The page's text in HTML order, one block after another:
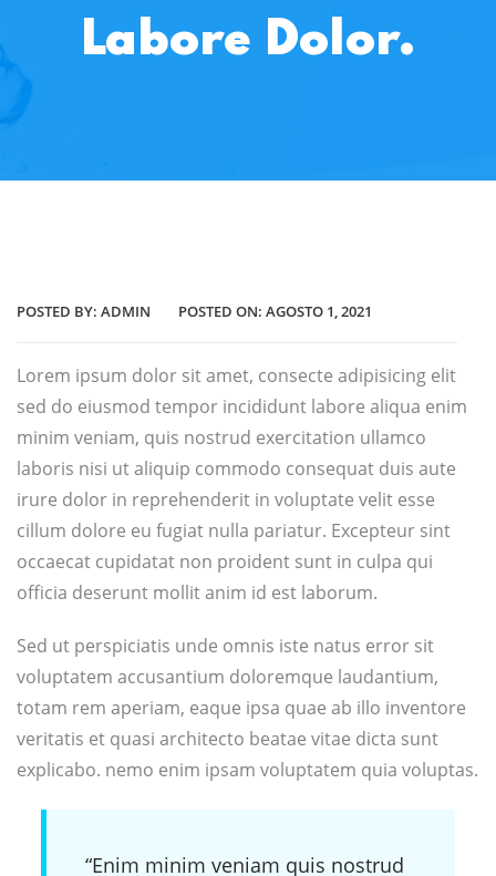
Labore Dolor.
POSTED BY: ADMIN POSTED ON: AGOSTO 1, 2021
Lorem ipsum dolor sit amet, consecte adipisicing elit
sed do eiusmod tempor incididunt labore aliqua enim
minim veniam, quis nostrud exercitation ullamco
laboris nisi ut aliquip commodo consequat duis aute
irure dolor in reprehenderit in voluptate velit esse
cillum dolore eu fugiat nulla pariatur. Excepteur sint
occaecat cupidatat non proident sunt in culpa qui
officia deserunt mollit anim id est laborum.
Sed ut perspiciatis unde omnis iste natus error sit
voluptatem accusantium doloremque laudantium,
totam rem aperiam, eaque ipsa quae ab illo inventore
veritatis et quasi architecto beatae vitae dicta sunt
explicabo. nemo enim ipsam voluptatem quia voluptas.
“Enim minim veniam quis nostrud